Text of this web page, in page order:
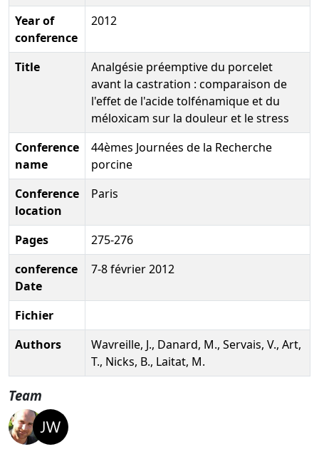
Year of
conference
2012
Title
Analgésie préemptive du porcelet
avant la castration : comparaison de
l'effet de l'acide tolfénamique et du
méloxicam sur la douleur et le stress
Conference
name
44èmes Journées de la Recherche
porcine
Conference
location
Paris
Pages
275-276
conference
Date
7-8 février 2012
Fichier
Authors
Wavreille, J., Danard, M., Servais, V., Art,
T., Nicks, B., Laitat, M.
Team